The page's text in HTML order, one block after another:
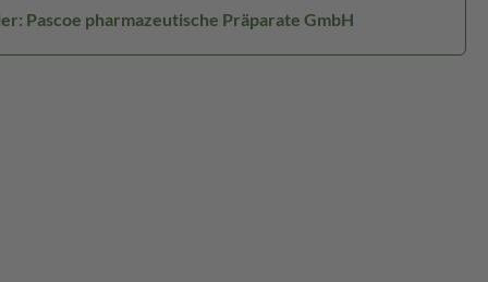
Pascoe pharmazeutische Präparate GmbH